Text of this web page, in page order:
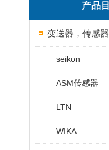
产品
变送器，传感
seikon
ASM传感器
LTN
WIKA